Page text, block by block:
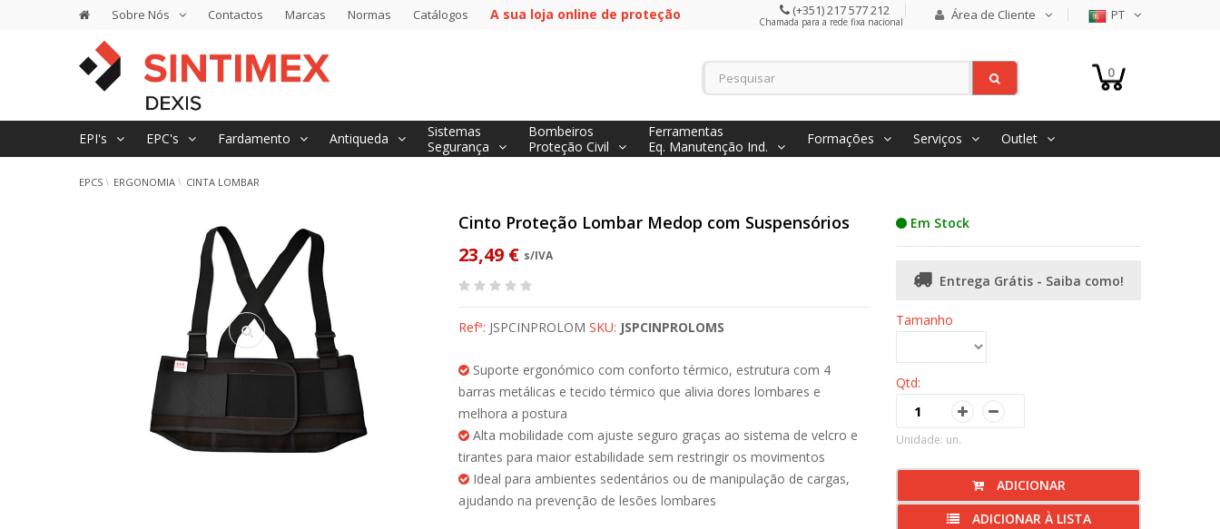
Sobre Nós Contactos Marcas Normas Catálogos A sua loja online de proteção (+351) 217 577 212
Chamada para a rede fixa nacional Área de Cliente PT
0
EPI's EPC's Fardamento Antiqueda
Sistemas
Segurança
Bombeiros
Proteção Civil
Ferramentas
Eq. Manutenção Ind.
Formações Serviços Outlet
EPCS ERGONOMIA CINTA LOMBAR
Cinto Proteção Lombar Medop com Suspensórios
23,49 € s/IVA
Refª: JSPCINPROLOM SKU: JSPCINPROLOMS
Suporte ergonómico com conforto térmico, estrutura com 4
barras metálicas e tecido térmico que alivia dores lombares e
melhora a postura
Alta mobilidade com ajuste seguro graças ao sistema de velcro e
tirantes para maior estabilidade sem restringir os movimentos
Ideal para ambientes sedentários ou de manipulação de cargas,
ajudando na prevenção de lesões lombares
Em Stock
Entrega Grátis - Saiba como!
Tamanho
Qtd:
Unidade: un.
ADICIONAR
ADICIONAR À LISTA